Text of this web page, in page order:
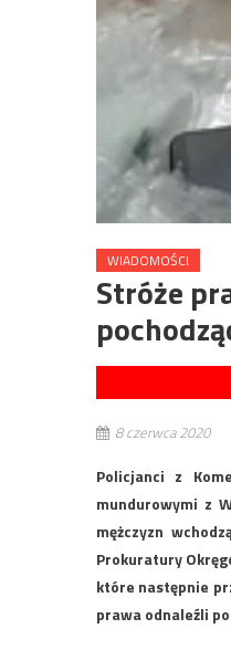
WIADOMOŚCI
Stróże
8 czerwca 2020
Policjanci z
mundurowymi z
mężczyzn
Prokuratury
które następnie
prawa odnaleźli